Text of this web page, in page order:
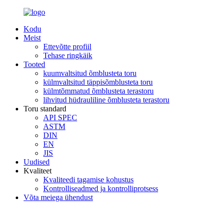
Kodu
Meist
Ettevõtte profiil
Tehase ringkäik
Tooted
kuumvaltsitud õmblusteta toru
külmvaltsitud täppisõmblusteta toru
külmtõmmatud õmblusteta terastoru
lihvitud hüdrauliline õmblusteta terastoru
Toru standard
API SPEC
ASTM
DIN
EN
JIS
Uudised
Kvaliteet
Kvaliteedi tagamise kohustus
Kontrolliseadmed ja kontrolliprotsess
Võta meiega ühendust